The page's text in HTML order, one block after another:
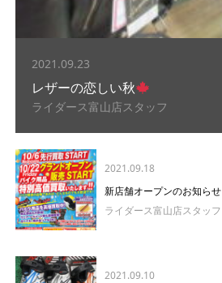
2021.09.23
レザーの恋しい秋
ライダース富山店スタッフ
2021.09.18
新店舗オープンのお知らせ
ライダース富山店スタッフ
2021.09.10